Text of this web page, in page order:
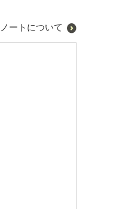
ートについて